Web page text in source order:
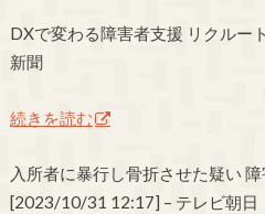
DXで変わる障害者支援 リクルー
新聞
続きを読む
入所者に暴行し骨折させた疑い
[2023/10/31 12:17] – テレビ朝日